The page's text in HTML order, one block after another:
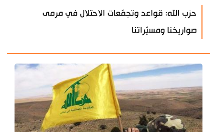
حزب الله: قواعد وتجمّعات الاحتلال في مرمى
صواريخنا ومسيّراتنا